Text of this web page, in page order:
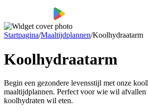
Startpagina/Maaltijdplannen/Koolhydraatarm
Koolhydraatarm
Begin een gezondere levensstijl met onze
maaltijdplannen. Perfect voor wie wil
koolhydraten wil eten.